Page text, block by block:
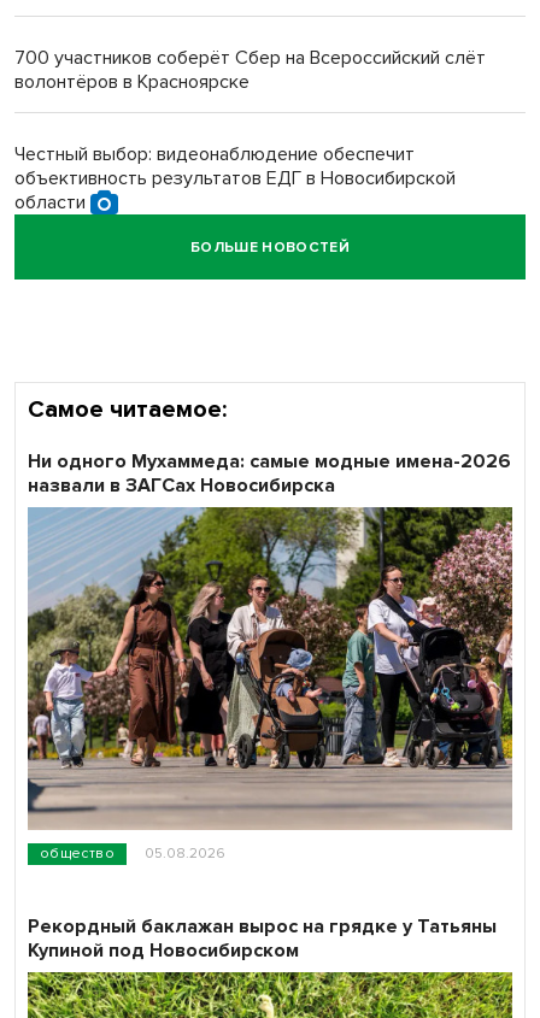
700 участников соберёт Сбер на Всероссийский слёт
волонтёров в Красноярске
Честный выбор: видеонаблюдение обеспечит
объективность результатов ЕДГ в Новосибирской
области
Кибертанки пошли в бой: «Ростелеком» объявляет
БОЛЬШЕ НОВОСТЕЙ
Самое читаемое:
общество 05.08.2026
Ни одного Мухаммеда: самые модные имена-2026
назвали в ЗАГСах Новосибирска
Рекордный баклажан вырос на грядке у Татьяны
Купиной под Новосибирском